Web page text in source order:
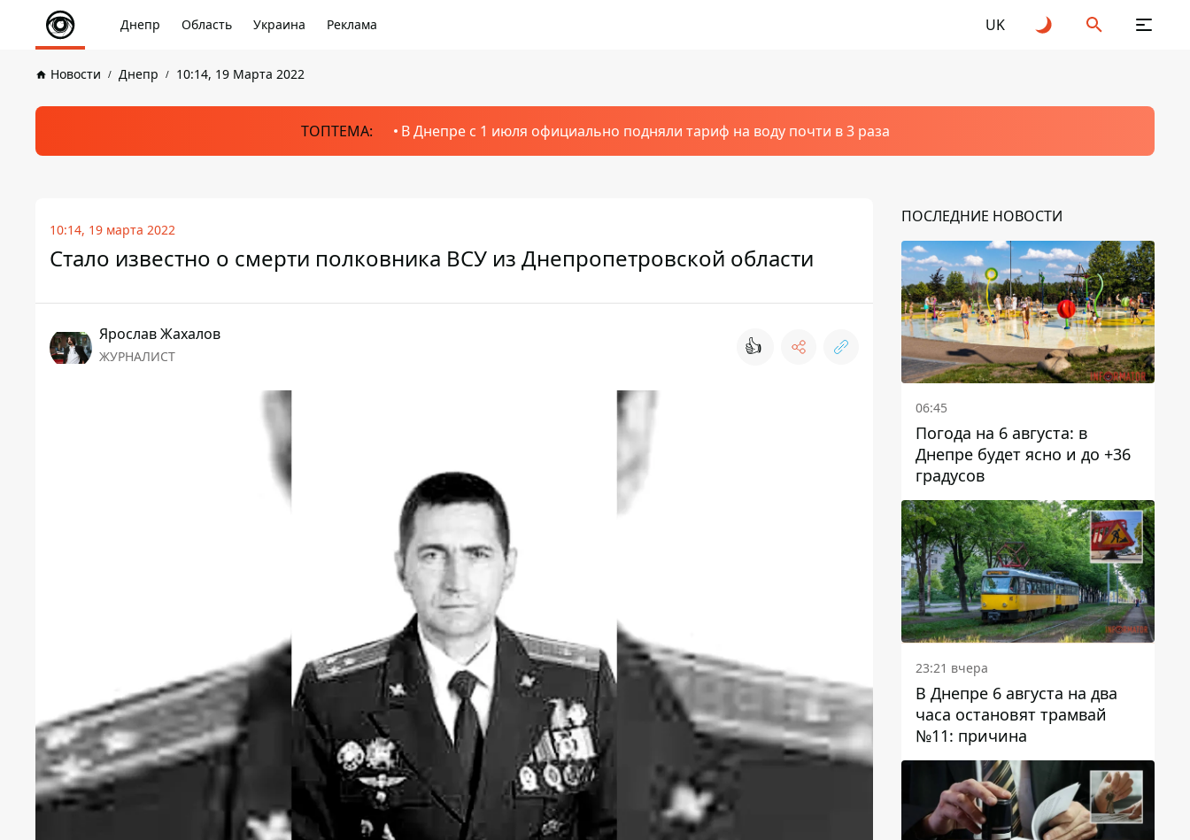
Днепр Область Украина Реклама UK
Новости Днепр 10:14, 19 Марта 2022
ТОПТЕМА: В Днепре с 1 июля официально подняли тариф на воду почти в 3 раза
10:14, 19 марта 2022
Стало известно о смерти полковника ВСУ из Днепропетровской области
Ярослав Жахалов
ЖУРНАЛИСТ 👍
ПОСЛЕДНИЕ НОВОСТИ
06:45
Погода на 6 августа: в
Днепре будет ясно и до +36
градусов
23:21 вчера
В Днепре 6 августа на два
часа остановят трамвай
№11: причина